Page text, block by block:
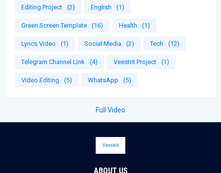
Editing Project (2) English (1)
Green Screen Template (16) Health (1)
Lyrics Video (1) Social Media (2) Tech (12)
Telegram Channel Link (4) Veestrit Project (1)
Video Editing (5) WhatsApp (5)
Full Video
ABOUT US